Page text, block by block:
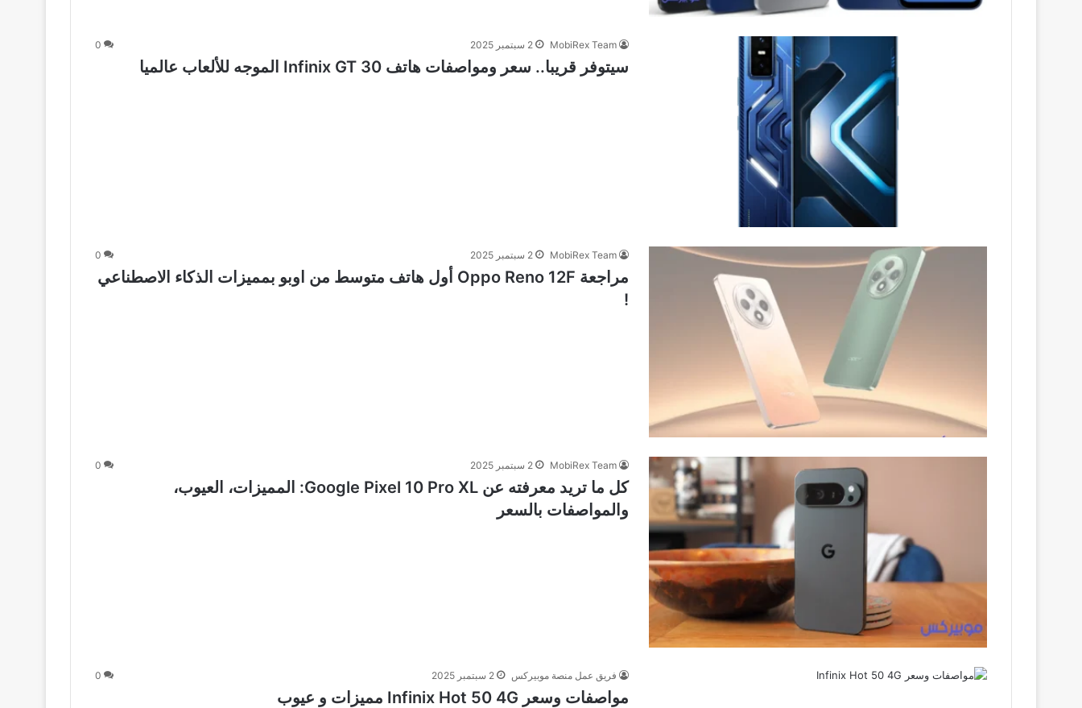
MobiRex Team 2 سبتمبر 2025 0
سيتوفر قريبا.. سعر ومواصفات هاتف Infinix GT 30 الموجه للألعاب عالميا
MobiRex Team 2 سبتمبر 2025 0
مراجعة Oppo Reno 12F أول هاتف متوسط من اوبو بمميزات الذكاء الاصطناعي
!
MobiRex Team 2 سبتمبر 2025 0
كل ما تريد معرفته عن Google Pixel 10 Pro XL: المميزات، العيوب،
والمواصفات بالسعر
فريق عمل منصة موبيركس 2 سبتمبر 2025 0
مواصفات وسعر Infinix Hot 50 4G مميزات و عيوب